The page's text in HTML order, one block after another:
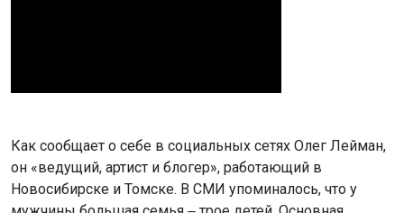
Как сообщает о себе в социальных сетях Олег Лейман,
он «ведущий, артист и блогер», работающий в
Новосибирске и Томске. В СМИ упоминалось, что у